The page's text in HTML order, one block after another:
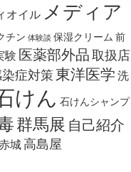
オイル メディア
チン 体験談 保湿クリーム 前
験 医薬部外品 取扱店
染症対策 東洋医学 洗
けん 石けんシャンプ
群馬展 自己紹介
城 高島屋